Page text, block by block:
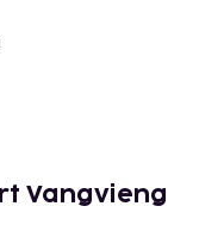
Vangvieng